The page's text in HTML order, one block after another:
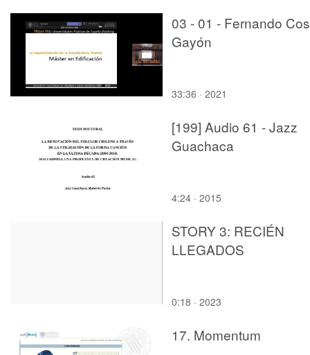
03 - 01 - Fernando
Gayón
33:36 · 2021
[199] Audio 61 - Jazz
Guachaca
4:24 · 2015
STORY 3: RECIÉN
LLEGADOS
0:18 · 2023
17. Momentum